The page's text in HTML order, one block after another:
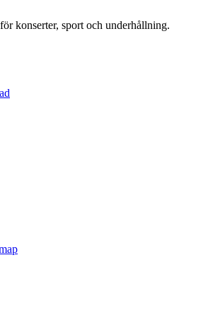
konserter, sport och underhållning.